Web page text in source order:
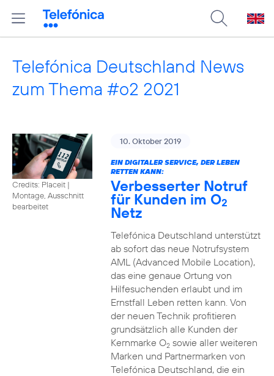
Telefónica Deutschland News
zum Thema #o2 2021
Credits: Placeit |
Montage, Ausschnitt
bearbeitet
10. Oktober 2019
EIN DIGITALER SERVICE, DER LEBEN
RETTEN KANN:
Verbesserter Notruf
für Kunden im O2
Netz
Telefónica Deutschland unterstützt
ab sofort das neue Notrufsystem
AML (Advanced Mobile Location),
das eine genaue Ortung von
Hilfesuchenden erlaubt und im
Ernstfall Leben retten kann. Von
der neuen Technik profitieren
grundsätzlich alle Kunden der
Kernmarke O2sowie aller weiteren
Marken und Partnermarken von
Telefónica Deutschland, die ein